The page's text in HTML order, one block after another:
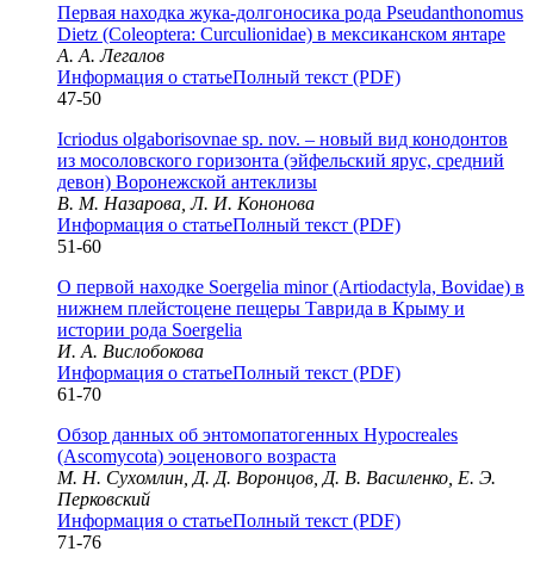
Первая находка жука-долгоносика рода Pseudanthonomus
Dietz (Coleoptera: Curculionidae) в мексиканском янтаре
А. А. Легалов
Информация о статьеПолный текст (PDF)
47-50
Icriodus olgaborisovnae sp. nov. – новый вид конодонтов
из мосоловского горизонта (эйфельский ярус, средний
девон) Воронежской антеклизы
В. М. Назарова, Л. И. Кононова
Информация о статьеПолный текст (PDF)
51-60
О первой находке Soergelia minor (Artiodactyla, Bovidae) в
нижнем плейстоцене пещеры Таврида в Крыму и
истории рода Soergelia
И. А. Вислобокова
Информация о статьеПолный текст (PDF)
61-70
Обзор данных об энтомопатогенных Hypocreales
(Ascomycota) эоценового возраста
М. Н. Сухомлин, Д. Д. Воронцов, Д. В. Василенко, Е. Э.
Перковский
Информация о статьеПолный текст (PDF)
71-76